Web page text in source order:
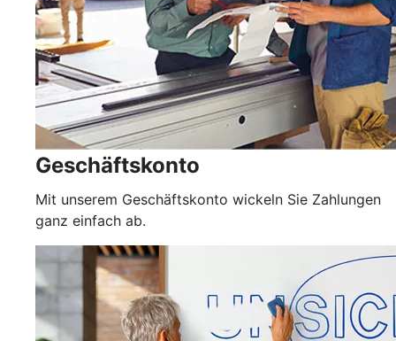
Geschäftskonto
Mit unserem Geschäftskonto wickeln Sie Zahlungen
ganz einfach ab.